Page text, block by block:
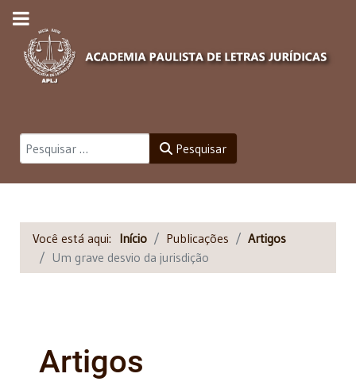
Pesquisar Pesquisar
Você está aqui: Início Publicações
Artigos
Um grave desvio da jurisdição
Artigos